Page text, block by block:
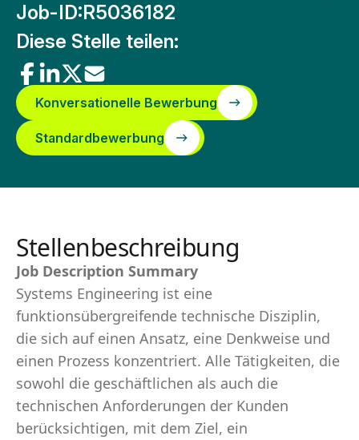
Job-ID:R5036182
Diese Stelle teilen:
Konversationelle Bewerbung
Standardbewerbung
Stellenbeschreibung
Job Description Summary
Systems Engineering ist eine
funktionsübergreifende technische Disziplin,
die sich auf einen Ansatz, eine Denkweise und
einen Prozess konzentriert. Alle Tätigkeiten, die
sowohl die geschäftlichen als auch die
technischen Anforderungen der Kunden
berücksichtigen, mit dem Ziel, ein